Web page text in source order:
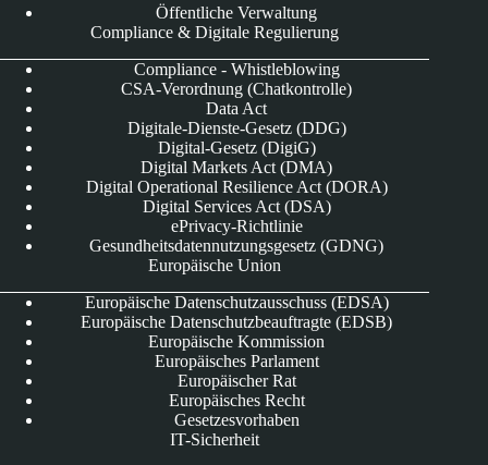
Öffentliche Verwaltung
Compliance & Digitale Regulierung
Compliance - Whistleblowing
CSA-Verordnung (Chatkontrolle)
Data Act
Digitale-Dienste-Gesetz (DDG)
Digital-Gesetz (DigiG)
Digital Markets Act (DMA)
Digital Operational Resilience Act (DORA)
Digital Services Act (DSA)
ePrivacy-Richtlinie
Gesundheitsdatennutzungsgesetz (GDNG)
Europäische Union
Europäische Datenschutzausschuss (EDSA)
Europäische Datenschutzbeauftragte (EDSB)
Europäische Kommission
Europäisches Parlament
Europäischer Rat
Europäisches Recht
Gesetzesvorhaben
IT-Sicherheit